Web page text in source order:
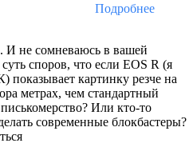
Подробнее
И не сомневаюсь в вашей
споров, что если EOS R (я
показывает картинку резче на
метрах, чем стандартный
Или кто-то
современные блокбастеры?